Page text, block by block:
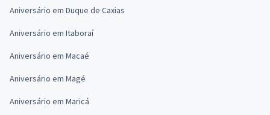
Aniversário em Duque de Caxias
Aniversário em Itaboraí
Aniversário em Macaé
Aniversário em Magé
Aniversário em Maricá